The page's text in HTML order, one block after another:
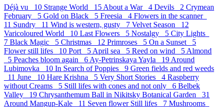
Déjà vu 10 Strange World 15 About a War 4 Devils 2 Crymean
February 5 Gold on Black 5 Freesia 4 Flowers in the scanner
11 Sundry 11 Wind is western, gusty 7 Velvet Season 12
Varicoloured World 10 Last Flowers 5 Nostalgy 5 City Lights
7 Black Magic 5 Christmas 12 Primroses 5 On a Sunset 5
Flower still lifes 10 Port 5 April sea 5 Reed on wind 5 Almond
5 Peaches bloom again 6 Ay-Petrinskaya Yayla 19 Around
Lubimovka 10 In Search of Poppies 9 Green fields and red weeds
11 June 10 Hare Krishna 5 Very Short Stories 4 Raspberry
without Creams 5 Still lifes with cones and not only 6 Belbek
Valley 19 Chrysanthemum Ball in Nikitsky Botanical Garden 31
Around Mangup-Kale 11 Seven flower Still lifes 7 Mushrooms